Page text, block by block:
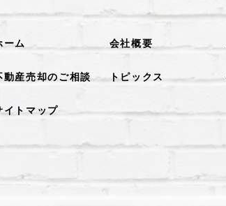
ーム 会社概要
動産売却のご相談 トピックス
イトマップ